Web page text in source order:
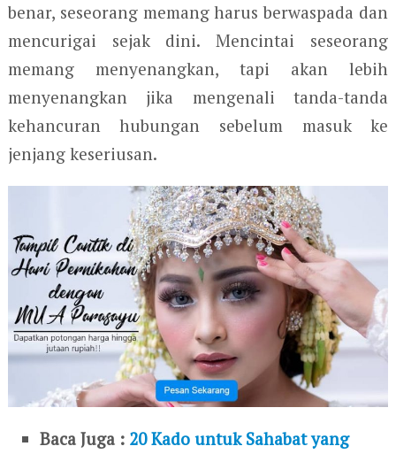
benar, seseorang memang harus berwaspada dan
mencurigai sejak dini. Mencintai seseorang
memang menyenangkan, tapi akan lebih
menyenangkan jika mengenali tanda-tanda
kehancuran hubungan sebelum masuk ke
jenjang keseriusan.
Baca Juga : 20 Kado untuk Sahabat yang